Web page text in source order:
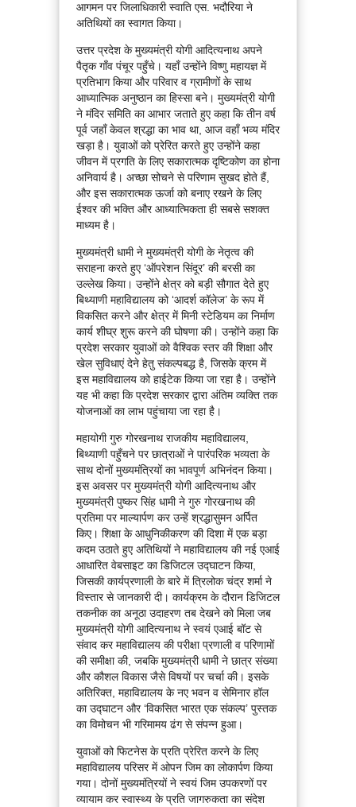
आगमन पर जिलाधिकारी स्वाति एस. भदौरिया ने
अतिथियों का स्वागत किया।
उत्तर प्रदेश के मुख्यमंत्री योगी आदित्यनाथ अपने
पैतृक गाँव पंचूर पहुँचे। यहाँ उन्होंने विष्णु महायज्ञ में
प्रतिभाग किया और परिवार व ग्रामीणों के साथ
आध्यात्मिक अनुष्ठान का हिस्सा बने। मुख्यमंत्री योगी
ने मंदिर समिति का आभार जताते हुए कहा कि तीन वर्ष
पूर्व जहाँ केवल श्रद्धा का भाव था, आज वहाँ भव्य मंदिर
खड़ा है। युवाओं को प्रेरित करते हुए उन्होंने कहा
जीवन में प्रगति के लिए सकारात्मक दृष्टिकोण का होना
अनिवार्य है। अच्छा सोचने से परिणाम सुखद होते हैं,
और इस सकारात्मक ऊर्जा को बनाए रखने के लिए
ईश्वर की भक्ति और आध्यात्मिकता ही सबसे सशक्त
माध्यम है।
मुख्यमंत्री धामी ने मुख्यमंत्री योगी के नेतृत्व की
सराहना करते हुए ‘ऑपरेशन सिंदूर’ की बरसी का
उल्लेख किया। उन्होंने क्षेत्र को बड़ी सौगात देते हुए
बिथ्याणी महाविद्यालय को ‘आदर्श कॉलेज’ के रूप में
विकसित करने और क्षेत्र में मिनी स्टेडियम का निर्माण
कार्य शीघ्र शुरू करने की घोषणा की। उन्होंने कहा कि
प्रदेश सरकार युवाओं को वैश्विक स्तर की शिक्षा और
खेल सुविधाएं देने हेतु संकल्पबद्ध है, जिसके क्रम में
इस महाविद्यालय को हाईटेक किया जा रहा है। उन्होंने
यह भी कहा कि प्रदेश सरकार द्वारा अंतिम व्यक्ति तक
योजनाओं का लाभ पहुंचाया जा रहा है।
महायोगी गुरु गोरखनाथ राजकीय महाविद्यालय,
बिथ्याणी पहुँचने पर छात्राओं ने पारंपरिक भव्यता के
साथ दोनों मुख्यमंत्रियों का भावपूर्ण अभिनंदन किया।
इस अवसर पर मुख्यमंत्री योगी आदित्यनाथ और
मुख्यमंत्री पुष्कर सिंह धामी ने गुरु गोरखनाथ की
प्रतिमा पर माल्यार्पण कर उन्हें श्रद्धासुमन अर्पित
किए। शिक्षा के आधुनिकीकरण की दिशा में एक बड़ा
कदम उठाते हुए अतिथियों ने महाविद्यालय की नई एआई
आधारित वेबसाइट का डिजिटल उद्घाटन किया,
जिसकी कार्यप्रणाली के बारे में त्रिलोक चंद्र शर्मा ने
विस्तार से जानकारी दी। कार्यक्रम के दौरान डिजिटल
तकनीक का अनूठा उदाहरण तब देखने को मिला जब
मुख्यमंत्री योगी आदित्यनाथ ने स्वयं एआई बॉट से
संवाद कर महाविद्यालय की परीक्षा प्रणाली व परिणामों
की समीक्षा की, जबकि मुख्यमंत्री धामी ने छात्र संख्या
और कौशल विकास जैसे विषयों पर चर्चा की। इसके
अतिरिक्त, महाविद्यालय के नए भवन व सेमिनार हॉल
का उद्घाटन और ‘विकसित भारत एक संकल्प’ पुस्तक
का विमोचन भी गरिमामय ढंग से संपन्न हुआ।
युवाओं को फिटनेस के प्रति प्रेरित करने के लिए
महाविद्यालय परिसर में ओपन जिम का लोकार्पण किया
गया। दोनों मुख्यमंत्रियों ने स्वयं जिम उपकरणों पर
व्यायाम कर स्वास्थ्य के प्रति जागरुकता का संदेश